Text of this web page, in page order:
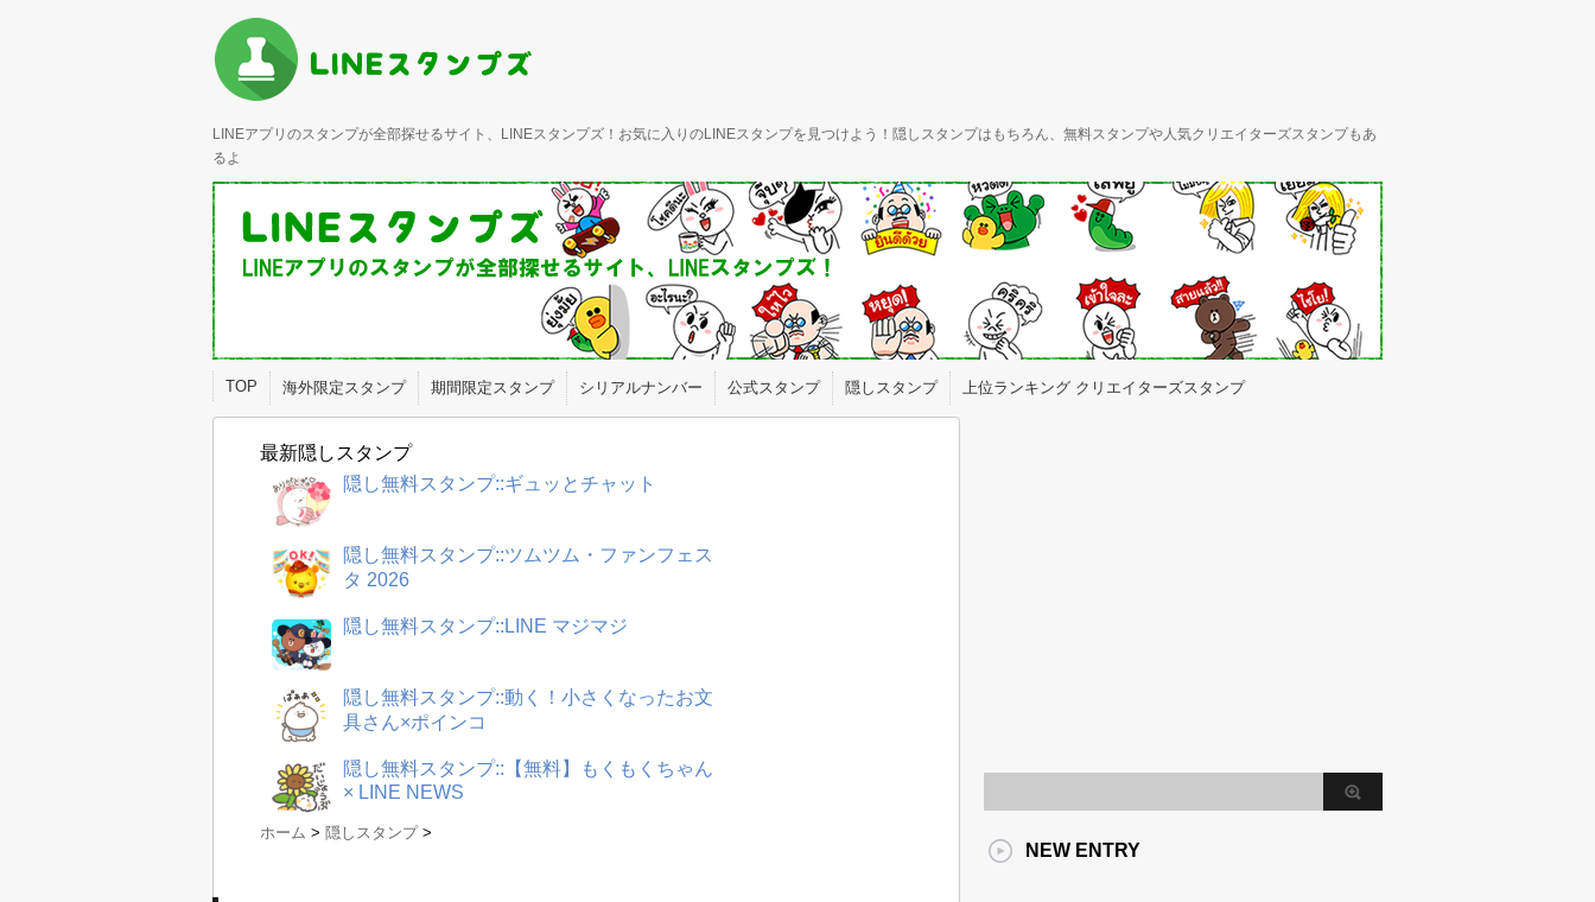
LINEアプリのスタンプが全部探せるサイト、LINEスタンプズ！お気に入りのLINEスタンプを見つけよう！隠しスタンプはもちろん、無料スタンプや人気クリエイターズスタンプもあ
るよ
TOP 海外限定スタンプ 期間限定スタンプ シリアルナンバー 公式スタンプ 隠しスタンプ 上位ランキング クリエイターズスタンプ
最新隠しスタンプ
隠し無料スタンプ::ギュッとチャット
隠し無料スタンプ::ツムツム・ファンフェス
タ 2026
隠し無料スタンプ::LINE マジマジ
隠し無料スタンプ::動く！小さくなったお文
具さん×ポインコ
隠し無料スタンプ::【無料】もくもくちゃん
× LINE NEWS
ホーム > 隠しスタンプ >
NEW ENTRY